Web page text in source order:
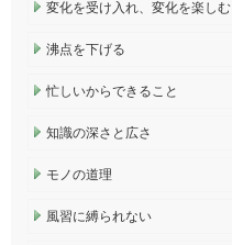
変化を受け入れ、変化を楽しむ
沸点を下げる
忙しいからできること
知識の深さと広さ
モノの道理
風習に縛られない